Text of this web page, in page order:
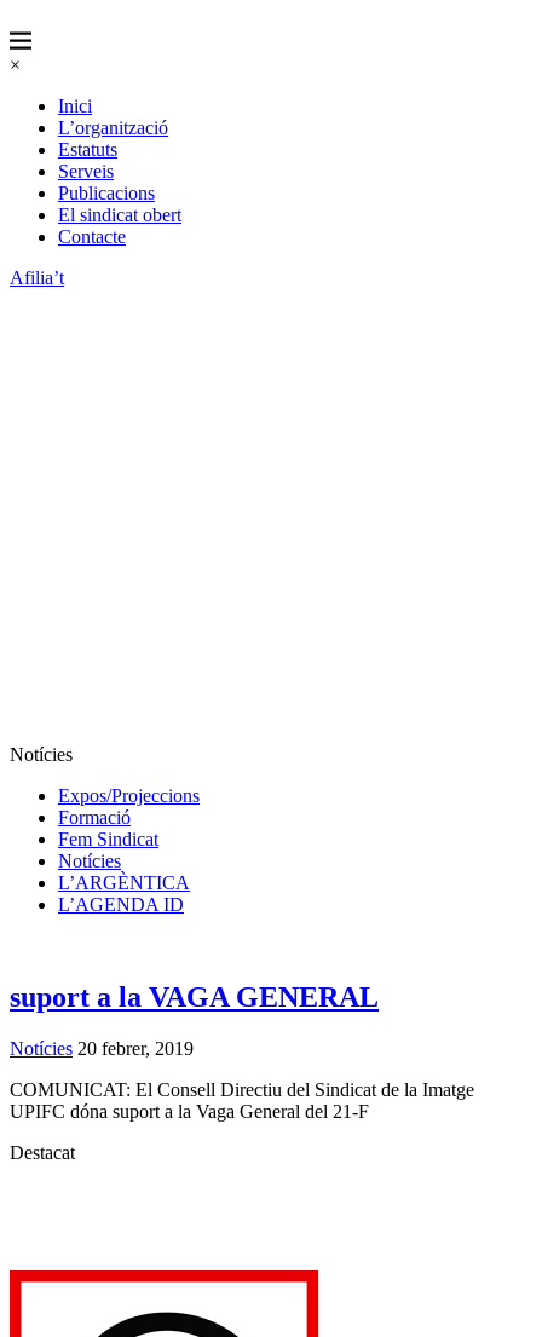
×
Inici
L’organització
Estatuts
Serveis
Publicacions
El sindicat obert
Contacte
Afilia’t
Notícies
Expos/Projeccions
Formació
Fem Sindicat
Notícies
L’ARGÈNTICA
L’AGENDA ID
suport a la VAGA GENERAL
Notícies 20 febrer, 2019
COMUNICAT: El Consell Directiu del Sindicat de la Imatge
UPIFC dóna suport a la Vaga General del 21-F
Destacat